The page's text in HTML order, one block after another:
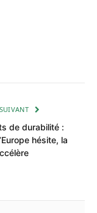
de durabilité :
hésite, la